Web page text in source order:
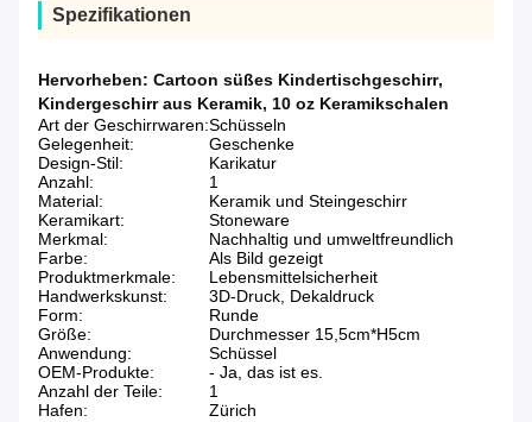
Spezifikationen
Hervorheben: Cartoon süßes Kindertischgeschirr,
Kindergeschirr aus Keramik, 10 oz Keramikschalen
Art der Geschirrwaren:Schüsseln
Gelegenheit:
Geschenke
Design-Stil:
Karikatur
Anzahl:
1
Material:
Keramik und Steingeschirr
Keramikart:
Stoneware
Merkmal:
Nachhaltig und umweltfreundlich
Farbe:
Als Bild gezeigt
Produktmerkmale:
Lebensmittelsicherheit
Handwerkskunst:
3D-Druck, Dekaldruck
Form:
Runde
Größe:
Durchmesser 15,5cm*H5cm
Anwendung:
Schüssel
OEM-Produkte:
- Ja, das ist es.
Anzahl der Teile:
1
Hafen:
Zürich